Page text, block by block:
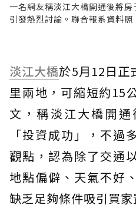
一名網友稱淡江大橋開通後將房
引發熱烈討論。聯合報系資料照
淡江大橋於5月12日正
里兩地，可縮短約15
文，稱淡江大橋開
「投資成功」，不過
觀點，認為除了交通
地點偏僻、天氣不好
缺乏足夠條件吸引買家